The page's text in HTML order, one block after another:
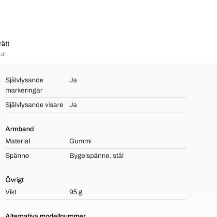
Självlysande
markeringar
Ja
Självlysande visare Ja
Armband
Material
Gummi
Spänne
Bygelspänne, stål
Övrigt
Vikt
95 g